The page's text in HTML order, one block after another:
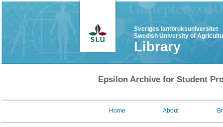
Sveriges lantbruksuniversitet
Swedish University of
Library
Epsilon Archive for Student
Home About